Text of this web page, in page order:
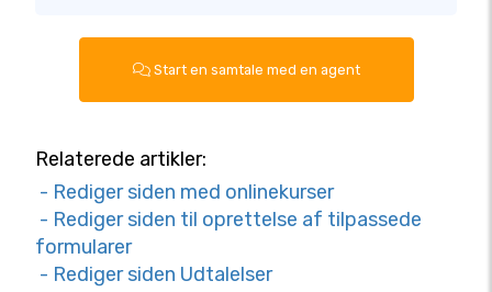
Start en samtale med en agent
Relaterede artikler:
- Rediger siden med onlinekurser
- Rediger siden til oprettelse af tilpassede
formularer
- Rediger siden Udtalelser